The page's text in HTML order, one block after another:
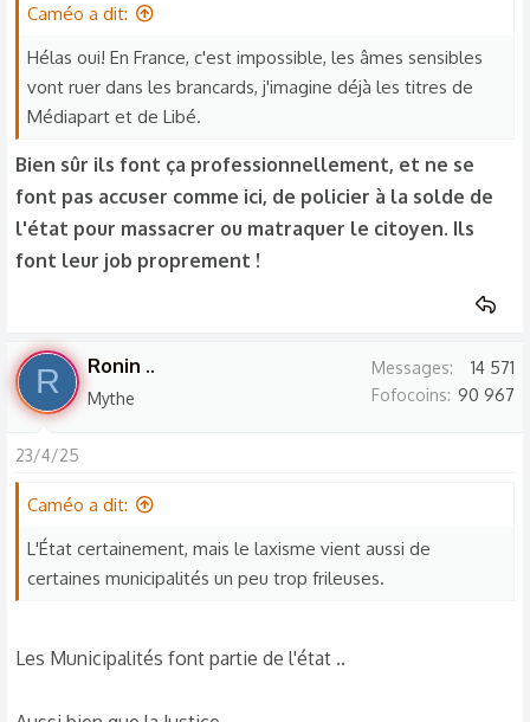
s
:
Caméo a dit:
Hélas oui! En France, c'est impossible, les âmes sensibles
vont ruer dans les brancards, j'imagine déjà les titres de
Médiapart et de Libé.
Bien sûr ils font ça professionnellement, et ne se
font pas accuser comme ici, de policier à la solde de
l'état pour massacrer ou matraquer le citoyen. Ils
font leur job proprement !
R Ronin ..
Mythe
Messages
14 571
Fofocoins 90 967
23/4/25
Caméo a dit:
L'État certainement, mais le laxisme vient aussi de
certaines municipalités un peu trop frileuses.
Les Municipalités font partie de l'état ..